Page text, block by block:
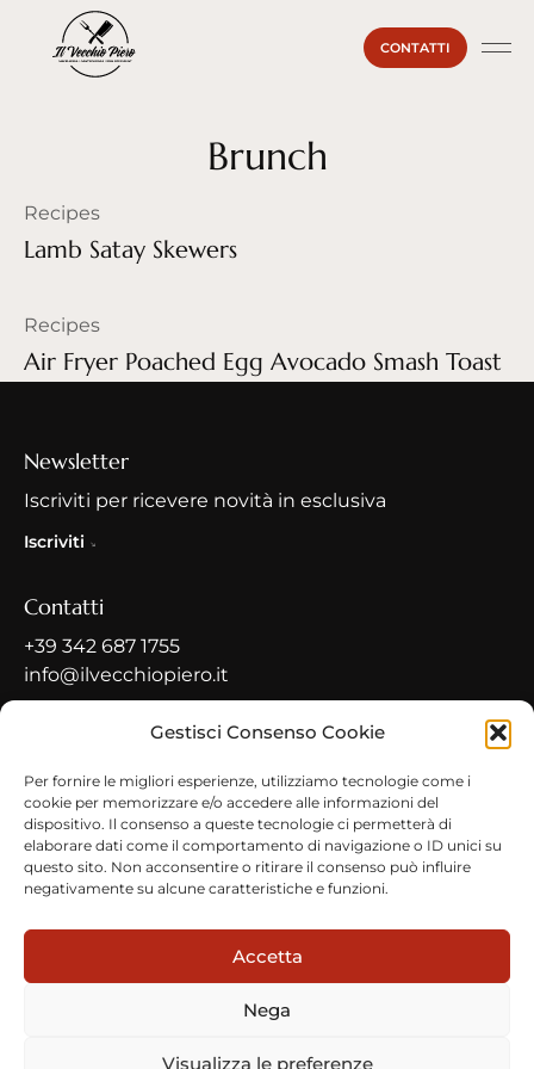
Gestisci Consenso Cookie
Per fornire le migliori esperienze, utilizziamo tecnologie come i
cookie per memorizzare e/o accedere alle informazioni del
dispositivo. Il consenso a queste tecnologie ci permetterà di
elaborare dati come il comportamento di navigazione o ID unici su
questo sito. Non acconsentire o ritirare il consenso può influire
negativamente su alcune caratteristiche e funzioni.
Accetta
Nega
Visualizza le preferenze
CONTATTI
Brunch
Recipes
Lamb Satay Skewers
Recipes
Air Fryer Poached Egg Avocado Smash Toast
Newsletter
Iscriviti per ricevere novità in esclusiva
Iscriviti
Contatti
+39 342 687 1755
info@ilvecchiopiero.it
Indirizzo
Via Roma, 15, 26010 Pianengo CR
© Copyright 2026 Il Vecchio Piero Tutti i diritti riservati